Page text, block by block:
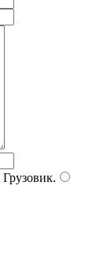
Грузовик.